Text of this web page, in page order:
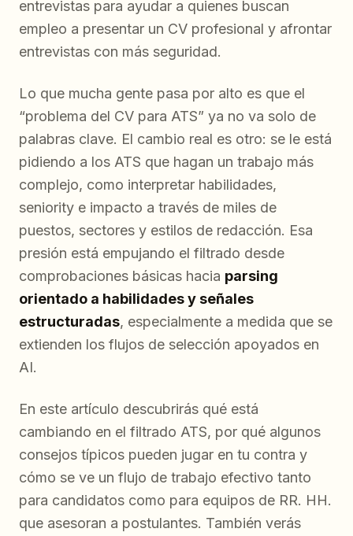
entrevistas para ayudar a quienes buscan
empleo a presentar un CV profesional y afrontar
entrevistas con más seguridad.
Lo que mucha gente pasa por alto es que el
“problema del CV para ATS” ya no va solo de
palabras clave. El cambio real es otro: se le está
pidiendo a los ATS que hagan un trabajo más
complejo, como interpretar habilidades,
seniority e impacto a través de miles de
puestos, sectores y estilos de redacción. Esa
presión está empujando el filtrado desde
comprobaciones básicas hacia parsing
orientado a habilidades y señales
estructuradas, especialmente a medida que se
extienden los flujos de selección apoyados en
AI.
En este artículo descubrirás qué está
cambiando en el filtrado ATS, por qué algunos
consejos típicos pueden jugar en tu contra y
cómo se ve un flujo de trabajo efectivo tanto
para candidatos como para equipos de RR. HH.
que asesoran a postulantes. También verás